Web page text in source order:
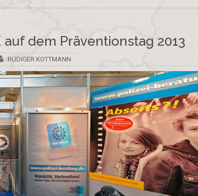
dem Präventionstag 2013
RÜDIGER KOTTMANN